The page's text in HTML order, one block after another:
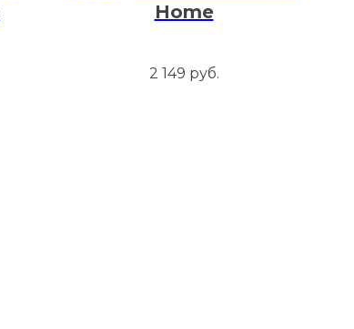
Home
2 149 руб.